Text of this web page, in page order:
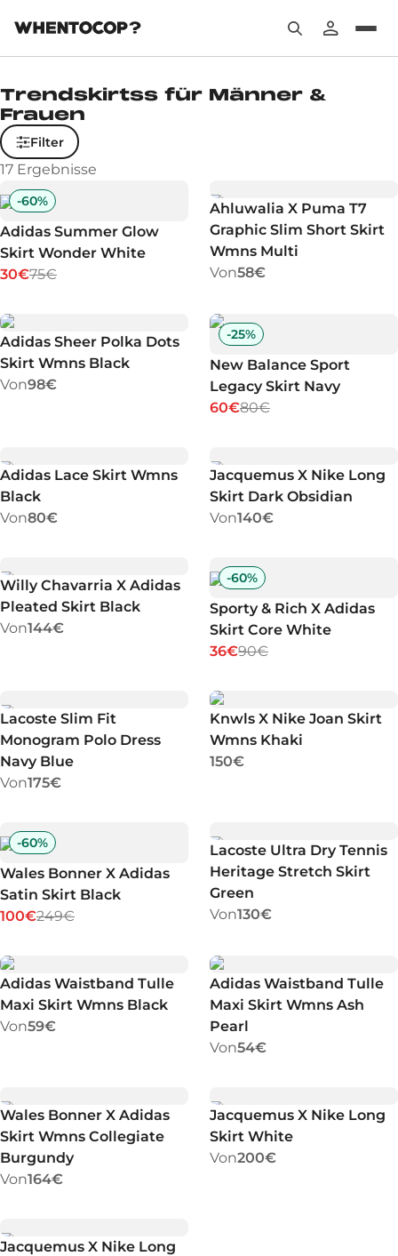
Trendskirtss für Männer &
Frauen
Filter
17 Ergebnisse
-60%
Adidas Summer Glow
Skirt Wonder White
30€75€
Ahluwalia X Puma T7
Graphic Slim Short Skirt
Wmns Multi
Von58€
Adidas Sheer Polka Dots
Skirt Wmns Black
Von98€
-25%
New Balance Sport
Legacy Skirt Navy
60€80€
Adidas Lace Skirt Wmns
Black
Von80€
Jacquemus X Nike Long
Skirt Dark Obsidian
Von140€
Willy Chavarria X Adidas
Pleated Skirt Black
Von144€
-60%
Sporty & Rich X Adidas
Skirt Core White
36€90€
Lacoste Slim Fit
Monogram Polo Dress
Navy Blue
Von175€
Knwls X Nike Joan Skirt
Wmns Khaki
150€
-60%
Wales Bonner X Adidas
Satin Skirt Black
100€249€
Lacoste Ultra Dry Tennis
Heritage Stretch Skirt
Green
Von130€
Adidas Waistband Tulle
Maxi Skirt Wmns Black
Von59€
Adidas Waistband Tulle
Maxi Skirt Wmns Ash
Pearl
Von54€
Wales Bonner X Adidas
Skirt Wmns Collegiate
Burgundy
Von164€
Jacquemus X Nike Long
Skirt White
Von200€
Jacquemus X Nike Long